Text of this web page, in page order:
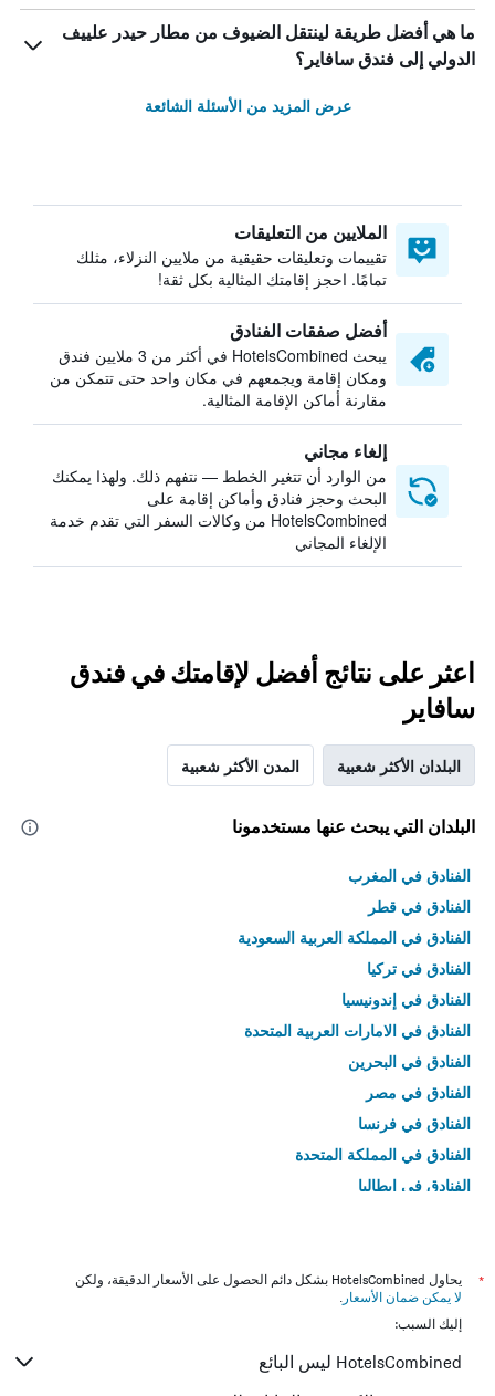
ما هي أفضل طريقة لينتقل الضيوف من مطار حيدر علييف
الدولي إلى فندق سافاير؟
عرض المزيد من الأسئلة الشائعة
الملايين من التعليقات
تقييمات وتعليقات حقيقية من ملايين النزلاء، مثلك
تمامًا. احجز إقامتك المثالية بكل ثقة!
أفضل صفقات الفنادق
يبحث HotelsCombined في أكثر من 3 ملايين فندق
ومكان إقامة ويجمعهم في مكان واحد حتى تتمكن من
مقارنة أماكن الإقامة المثالية.
إلغاء مجاني
من الوارد أن تتغير الخطط — نتفهم ذلك. ولهذا يمكنك
البحث وحجز فنادق وأماكن إقامة على
HotelsCombined من وكالات السفر التي تقدم خدمة
الإلغاء المجاني
اعثر على نتائج أفضل لإقامتك في فندق
سافاير
البلدان الأكثر شعبية المدن الأكثر شعبية
البلدان التي يبحث عنها مستخدمونا
الفنادق في المغرب
الفنادق في قطر
الفنادق في المملكة العربية السعودية
الفنادق في تركيا
الفنادق في إندونيسيا
الفنادق في الامارات العربية المتحدة
الفنادق في البحرين
الفنادق في مصر
الفنادق في فرنسا
الفنادق في المملكة المتحدة
الفنادق في إيطاليا
*
يحاول HotelsCombined بشكل دائم الحصول على الأسعار الدقيقة، ولكن
لا يمكن ضمان الأسعار .
إليك السبب:
HotelsCombined ليس البائع